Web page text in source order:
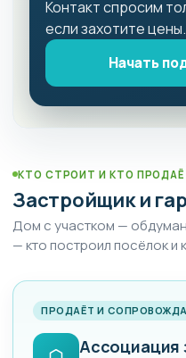
Контакт спросим
если захотите цены.
Начать
КТО СТРОИТ И КТО
Застройщик и
Дом с участком —
— кто построил посёлок и
ПРОДАЁТ И
Ассоциация